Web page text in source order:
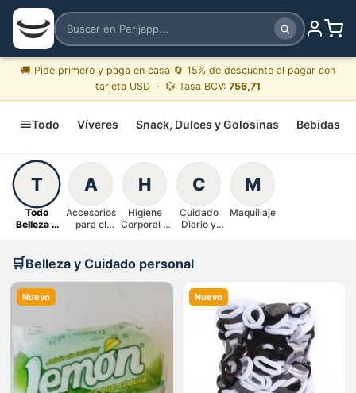
🚚 Pide primero y paga en casa 🔄 15% de descuento al pagar con
tarjeta USD · 💱 Tasa BCV: 756,71
Todo Víveres Snack, Dulces y Golosinas Bebidas
T
Todo
Belleza y
A
Accesorios
para el
H
Higiene
Corporal y
C
Cuidado
Diario y
M
Maquillaje
🛒Belleza y Cuidado personal
Nuevo Nuevo